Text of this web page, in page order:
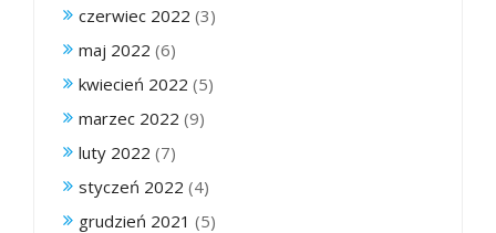
czerwiec 2022 (3)
maj 2022 (6)
kwiecień 2022 (5)
marzec 2022 (9)
luty 2022 (7)
styczeń 2022 (4)
grudzień 2021 (5)